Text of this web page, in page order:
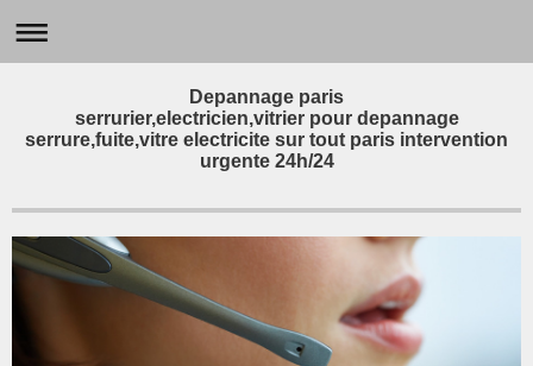
Depannage paris
serrurier,electricien,vitrier pour depannage
serrure,fuite,vitre electricite sur tout paris intervention
urgente 24h/24